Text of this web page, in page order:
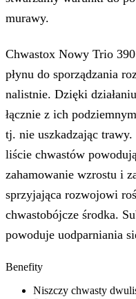
murawy.
Chwastox Nowy Trio
płynu do sporządzania
nalistnie. Dzięki
łącznie z ich
tj. nie uszkadzając
liście chwastów
zahamowanie wzrostu i
sprzyjająca rozwojowi
chwastobójcze środka.
powoduje uodparniania
Benefity
Niszczy chwasty